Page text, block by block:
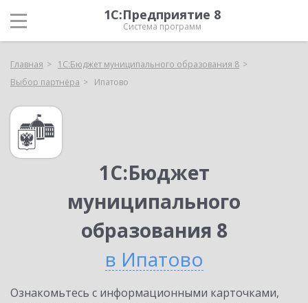
1С:Предприятие 8
Система программ
Главная
1С:Бюджет муниципального образования 8
Выбор партнёра
Ипатово
1С:Бюджет
муниципального
образования 8
в Ипатово
Ознакомьтесь с информационными карточками,